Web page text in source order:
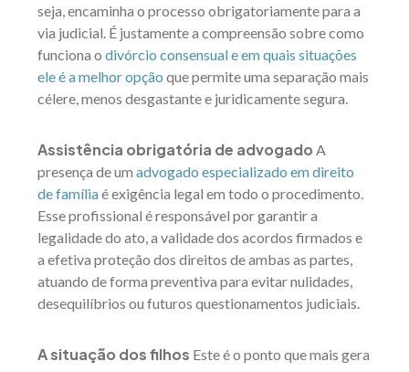
seja, encaminha o processo obrigatoriamente para a
via judicial. É justamente a compreensão sobre como
funciona o divórcio consensual e em quais situações
ele é a melhor opção que permite uma separação mais
célere, menos desgastante e juridicamente segura.
Assistência obrigatória de advogado A
presença de um advogado especializado em direito
de famíliaé exigência legal em todo o procedimento.
Esse profissional é responsável por garantir a
legalidade do ato, a validade dos acordos firmados e
a efetiva proteção dos direitos de ambas as partes,
atuando de forma preventiva para evitar nulidades,
desequilíbrios ou futuros questionamentos judiciais.
A situação dos filhos Este é o ponto que mais gera